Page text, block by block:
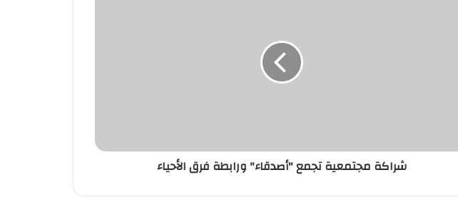
شراكة مجتمعية تجمع "أصدقاء" ورابطة فرق الأحياء